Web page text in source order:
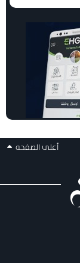
أعلى الصفحه